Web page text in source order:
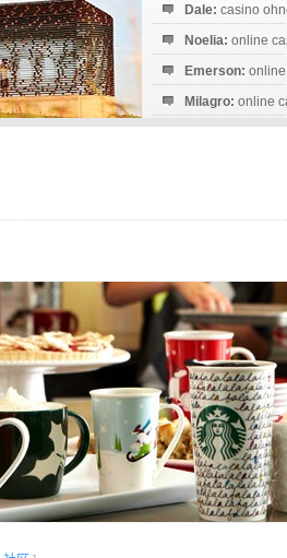
Dale: casino
Noelia: online
Emerson:
Milagro: online